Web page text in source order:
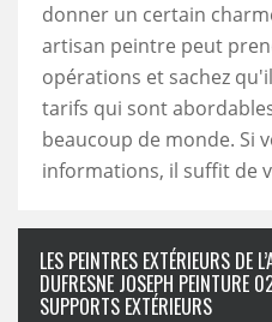
donner un certain
artisan peintre peut
opérations et sachez
tarifs qui sont
beaucoup de monde. Si
informations, il suffit de
LES PEINTRES EXTÉRIEURS DE
DUFRESNE JOSEPH PEINTURE
SUPPORTS EXTÉRIEURS